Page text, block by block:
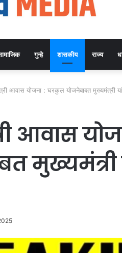
गुन्हे शासकीय राज्य
आवास योजना : घरकुल योजनेबाबत मुख्यमंत्री
आवास
मुख्यमंत्री